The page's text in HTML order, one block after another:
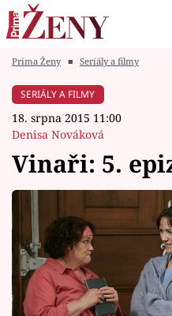
Módní alarm
Celebrity
Vztahy
Prima Ženy ■ Seriály a filmy
SERIÁLY A FILMY
18. srpna 2015 11:00
Denisa Nováková
Vinaři: 5.